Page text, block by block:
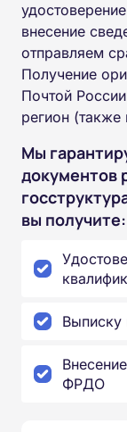
внесение
отправляем
Получение
Почтой
регион
Мы
документов
вы получите:
Выписку
ФРДО